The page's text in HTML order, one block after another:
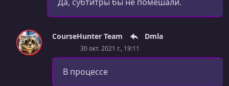
00:02:16
Introducing the "Highlights" Section [Day 17]
УРОК 120.
Creating the HTML Code [Day 17]
CourseHunter Team Dmla
30 окт. 2021 г., 19:11
В процессе